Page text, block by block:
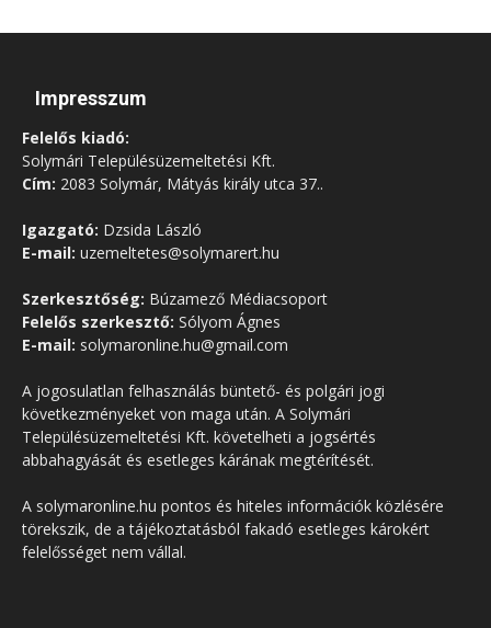
Impresszum
Felelős kiadó:
Solymári Településüzemeltetési Kft.
Cím: 2083 Solymár, Mátyás király utca 37..
Igazgató: Dzsida László
E-mail: uzemeltetes@solymarert.hu
Szerkesztőség: Búzamező Médiacsoport
Felelős szerkesztő: Sólyom Ágnes
E-mail: solymaronline.hu@gmail.com
A jogosulatlan felhasználás büntető- és polgári jogi
következményeket von maga után. A Solymári
Településüzemeltetési Kft. követelheti a jogsértés
abbahagyását és esetleges kárának megtérítését.
A solymaronline.hu pontos és hiteles információk közlésére
törekszik, de a tájékoztatásból fakadó esetleges károkért
felelősséget nem vállal.